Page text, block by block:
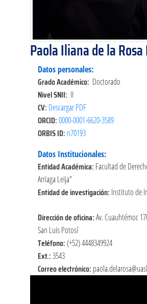
Paola Iliana de la
Datos personales:
Grado Académico: Doctorado
Nivel SNII: II
CV: Descargar PDF
ORCID:0000-0001-6620-3589
ORBIS ID: n70193
Datos Institucionales:
Entidad Académica: Facultad de
Arriaga Leija"
Entidad de investigación: Instituto de
Dirección de oficina:Av. Cuauhtémoc
San Luis Potosí
Teléfono:(+52) 4448349924
Ext.:3543
Correo electrónico: